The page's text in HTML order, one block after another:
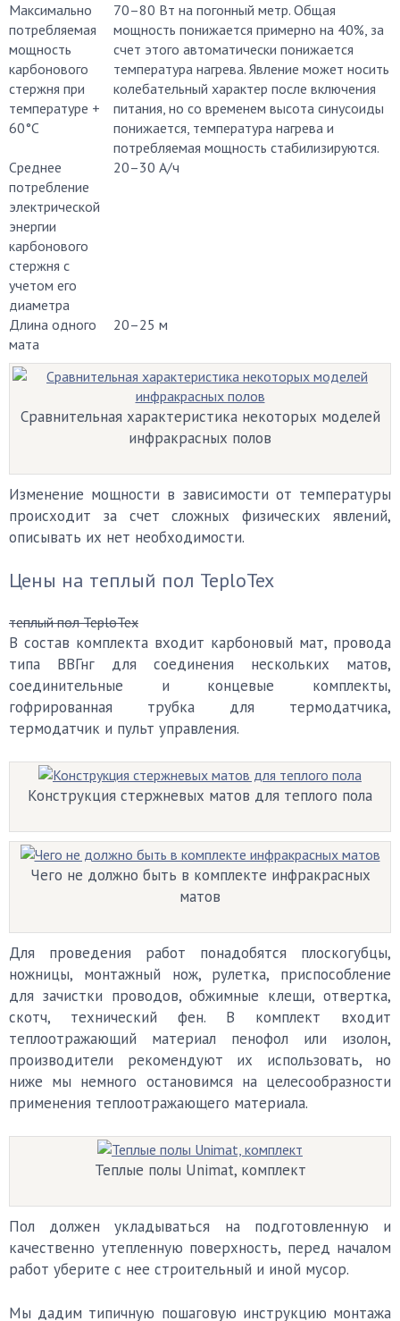
Максимально
потребляемая
мощность
карбонового
стержня при
температуре +
60°С
70–80 Вт на погонный метр. Общая
мощность понижается примерно на 40%, за
счет этого автоматически понижается
температура нагрева. Явление может носить
колебательный характер после включения
питания, но со временем высота синусоиды
понижается, температура нагрева и
потребляемая мощность стабилизируются.
Среднее
потребление
электрической
энергии
карбонового
стержня с
учетом его
диаметра
20–30 А/ч
Длина одного
мата
20–25 м
Сравнительная характеристика некоторых моделей
инфракрасных полов
Изменение мощности в зависимости от температуры
происходит за счет сложных физических явлений,
описывать их нет необходимости.
Цены на теплый пол TeploTex
теплый пол TeploTex
В состав комплекта входит карбоновый мат, провода
типа ВВГнг для соединения нескольких матов,
соединительные и концевые комплекты,
гофрированная трубка для термодатчика,
термодатчик и пульт управления.
Конструкция стержневых матов для теплого пола
Чего не должно быть в комплекте инфракрасных
матов
Для проведения работ понадобятся плоскогубцы,
ножницы, монтажный нож, рулетка, приспособление
для зачистки проводов, обжимные клещи, отвертка,
скотч, технический фен. В комплект входит
теплоотражающий материал пенофол или изолон,
производители рекомендуют их использовать, но
ниже мы немного остановимся на целесообразности
применения теплоотражающего материала.
Теплые полы Unimat, комплект
Пол должен укладываться на подготовленную и
качественно утепленную поверхность, перед началом
работ уберите с нее строительный и иной мусор.
Мы дадим типичную пошаговую инструкцию монтажа